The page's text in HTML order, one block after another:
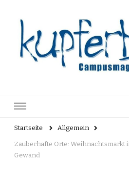
Startseite Allgemein
Zauberhafte Orte: Weihnachtsmarkt
Gewand